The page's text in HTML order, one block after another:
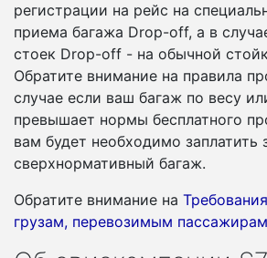
регистрации на рейс на
приема багажа Drop-off, а в
стоек Drop-off - на обычной
Обратите внимание на правила
случае если ваш багаж по весу
превышает нормы бесплатного
вам будет необходимо заплатить
сверхнормативный багаж.
Обратите внимание на
грузам, перевозимым